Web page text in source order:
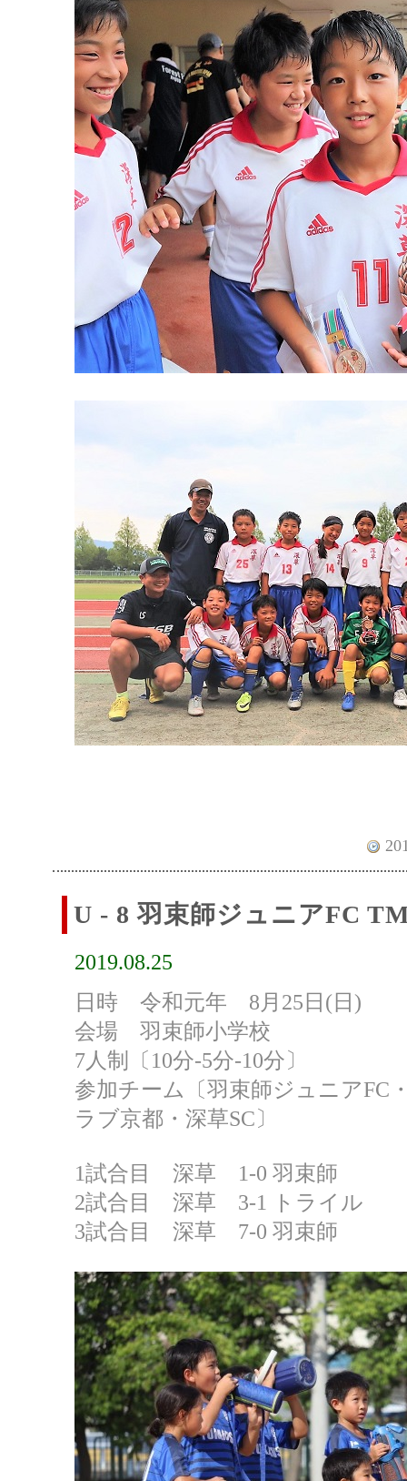
U - 8 羽束師ジュニアFC
2019.08.25
日時 令和元年 8月25日(日)
会場 羽束師小学校
7人制〔10分-5分-10分〕
参加チーム〔羽束師ジュニアFC
ラブ京都・深草SC〕
1試合目 深草 1-0 羽束師
2試合目 深草 3-1 トライル
3試合目 深草 7-0 羽束師